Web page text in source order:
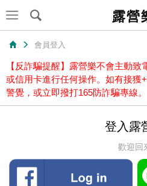
露營
會員登入
【反詐騙提醒】露營樂不會主動致
或信用卡進行任何操作。如有接獲
警覺，或立即撥打165防詐騙專線。
登入露
歡迎回